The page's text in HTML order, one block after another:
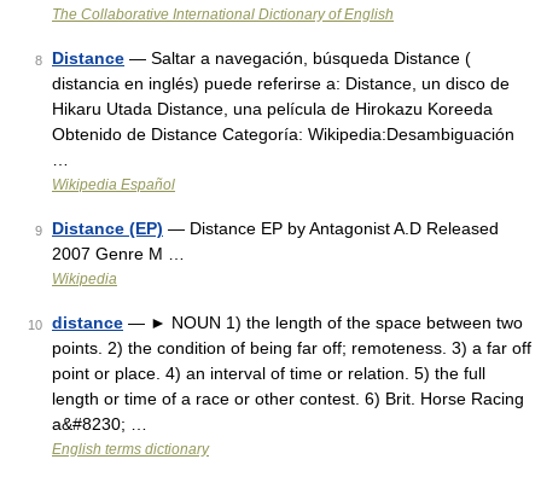
The Collaborative International Dictionary of English
8 Distance — Saltar a navegación, búsqueda Distance (
distancia en inglés) puede referirse a: Distance, un disco de
Hikaru Utada Distance, una película de Hirokazu Koreeda
Obtenido de Distance Categoría: Wikipedia:Desambiguación
Wikipedia Español
9 Distance (EP) — Distance EP by Antagonist A.D Released
2007 Genre M …
Wikipedia
10 distance — ► NOUN 1) the length of the space between two
points. 2) the condition of being far off; remoteness. 3) a far off
point or place. 4) an interval of time or relation. 5) the full
length or time of a race or other contest. 6) Brit. Horse Racing
a&#8230; …
English terms dictionary